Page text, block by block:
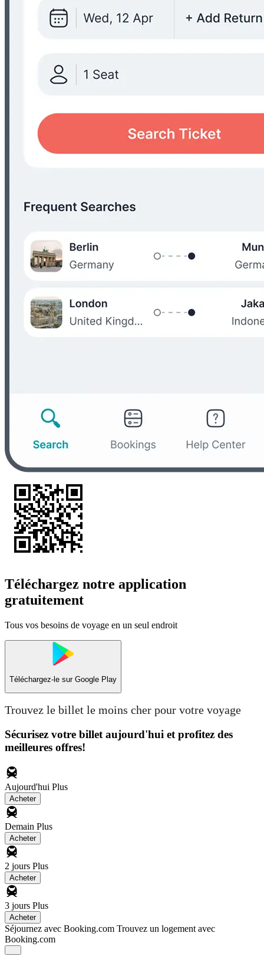
Téléchargez notre application
gratuitement
Tous vos besoins de voyage en un seul endroit
Téléchargez-le sur Google Play
Trouvez le billet le moins cher pour votre voyage
Sécurisez votre billet aujourd'hui et profitez des
meilleures offres!
Aujourd'hui Plus
Acheter
Demain Plus
Acheter
2 jours Plus
Acheter
3 jours Plus
Acheter
Séjournez avec Booking.com Trouvez un logement avec
Booking.com